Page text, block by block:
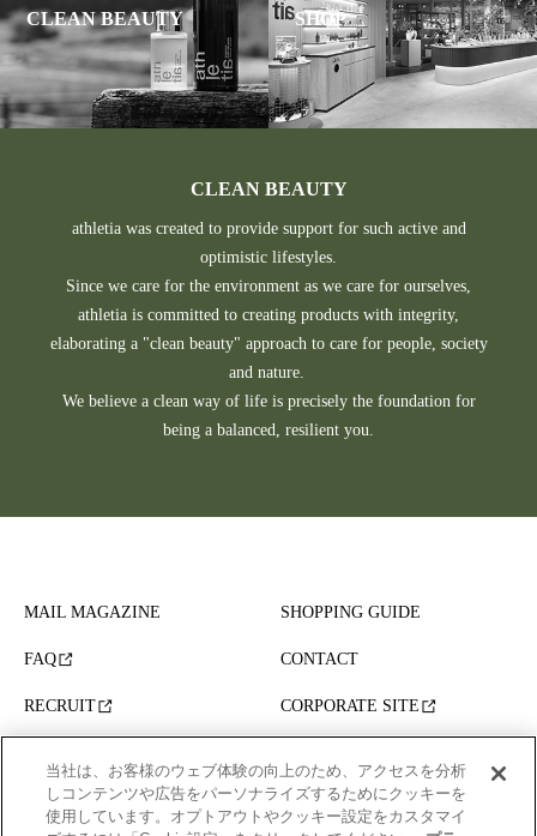
CLEAN BEAUTY SHOP
CLEAN BEAUTY
athletia was created to provide support for such active and
optimistic lifestyles.
Since we care for the environment as we care for ourselves,
athletia is committed to creating products with integrity,
elaborating a "clean beauty" approach to care for people, society
and nature.
We believe a clean way of life is precisely the foundation for
being a balanced, resilient you.
MAIL MAGAZINE SHOPPING GUIDE
FAQ CONTACT
RECRUIT CORPORATE SITE
プライバシーポリシー 各種規約
定期便ご利用特約 利用者情報の外部通信
当社は、お客様のウェブ体験の向上のため、アクセスを分析
しコンテンツや広告をパーソナライズするためにクッキーを
使用しています。オプトアウトやクッキー設定をカスタマイ